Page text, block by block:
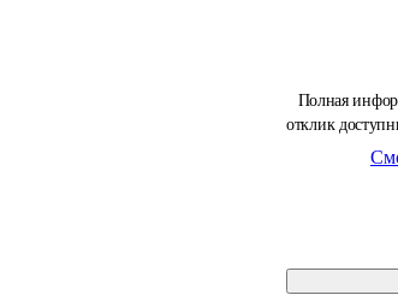
Полная
отклик